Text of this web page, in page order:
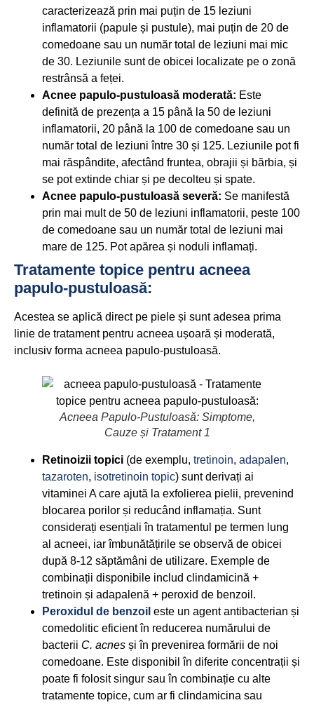
caracterizează prin mai puțin de 15 leziuni
inflamatorii (papule și pustule), mai puțin de 20 de
comedoane sau un număr total de leziuni mai mic
de 30. Leziunile sunt de obicei localizate pe o zonă
restrânsă a feței.
Acnee papulo-pustuloasă moderată: Este
definită de prezența a 15 până la 50 de leziuni
inflamatorii, 20 până la 100 de comedoane sau un
număr total de leziuni între 30 și 125. Leziunile pot fi
mai răspândite, afectând fruntea, obrajii și bărbia, și
se pot extinde chiar și pe decolteu și spate.
Acnee papulo-pustuloasă severă: Se manifestă
prin mai mult de 50 de leziuni inflamatorii, peste 100
de comedoane sau un număr total de leziuni mai
mare de 125. Pot apărea și noduli inflamați.
Tratamente topice pentru acneea
papulo-pustuloasă:
Acestea se aplică direct pe piele și sunt adesea prima
linie de tratament pentru acneea ușoară și moderată,
inclusiv forma acneea papulo-pustuloasă.
Acneea Papulo-Pustuloasă: Simptome,
Cauze și Tratament 1
Retinoizii topici (de exemplu, tretinoin, adapalen,
tazaroten, isotretinoin topic) sunt derivați ai
vitaminei A care ajută la exfolierea pielii, prevenind
blocarea porilor și reducând inflamația. Sunt
considerați esențiali în tratamentul pe termen lung
al acneei, iar îmbunătățirile se observă de obicei
după 8-12 săptămâni de utilizare. Exemple de
combinații disponibile includ clindamicină +
tretinoin și adapalenă + peroxid de benzoil.
Peroxidul de benzoil este un agent antibacterian și
comedolitic eficient în reducerea numărului de
bacterii C. acnes și în prevenirea formării de noi
comedoane. Este disponibil în diferite concentrații și
poate fi folosit singur sau în combinație cu alte
tratamente topice, cum ar fi clindamicina sau